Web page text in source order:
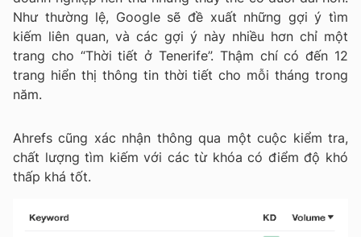
Như thường lệ, Google sẽ đề xuất những gợi ý tìm
kiếm liên quan, và các gợi ý này nhiều hơn chỉ một
trang cho “Thời tiết ở Tenerife”. Thậm chí có đến 12
trang hiển thị thông tin thời tiết cho mỗi tháng trong
năm.
Ahrefs cũng xác nhận thông qua một cuộc kiểm tra,
chất lượng tìm kiếm với các từ khóa có điểm độ khó
thấp khá tốt.